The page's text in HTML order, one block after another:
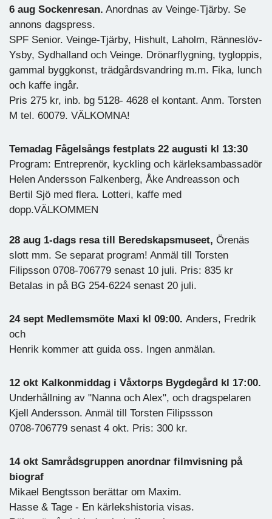
6 aug Sockenresan. Anordnas av Veinge-Tjärby. Se
annons dagspress.
SPF Senior. Veinge-Tjärby, Hishult, Laholm, Ränneslöv-
Ysby, Sydhalland och Veinge. Drönarflygning, tygloppis,
gammal byggkonst, trädgårdsvandring m.m. Fika, lunch
och kaffe ingår.
Pris 275 kr, inb. bg 5128- 4628 el kontant. Anm. Torsten
M tel. 60079. VÄLKOMNA!
Temadag Fågelsångs festplats 22 augusti kl 13:30
Program: Entreprenör, kyckling och kärleksambassadör
Helen Andersson Falkenberg, Åke Andreasson och
Bertil Sjö med flera. Lotteri, kaffe med
dopp.VÄLKOMMEN
28 aug 1-dags resa till Beredskapsmuseet, Örenäs
slott mm. Se separat program! Anmäl till Torsten
Filipsson 0708-706779 senast 10 juli. Pris: 835 kr
Betalas in på BG 254-6224 senast 20 juli.
24 sept Medlemsmöte Maxi kl 09:00. Anders, Fredrik
och
Henrik kommer att guida oss. Ingen anmälan.
12 okt Kalkonmiddag i Våxtorps Bygdegård kl 17:00.
Underhållning av "Nanna och Alex", och dragspelaren
Kjell Andersson. Anmäl till Torsten Filipssson
0708-706779 senast 4 okt. Pris: 300 kr.
14 okt Samrådsgruppen anordnar filmvisning på
biograf
Mikael Bengtsson berättar om Maxim.
Hasse & Tage - En kärlekshistoria visas.